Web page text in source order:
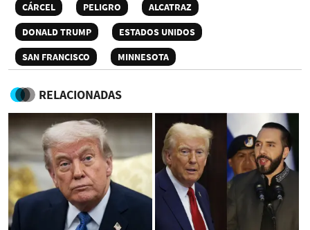
CÁRCEL PELIGRO
ALCATRAZ
DONALD TRUMP
ESTADOS UNIDOS
SAN FRANCISCO
MINNESOTA
RELACIONADAS